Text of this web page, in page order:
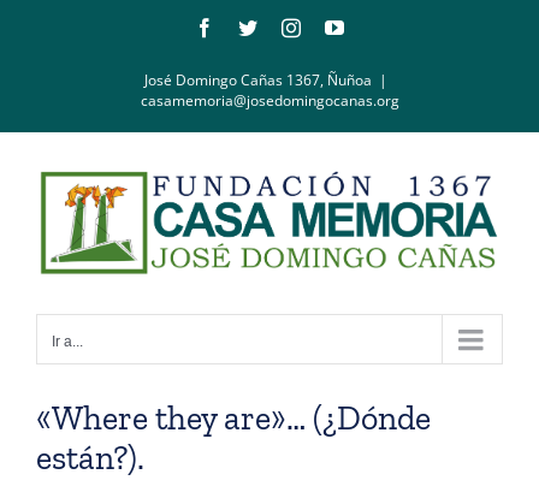
Facebook
TwitterInstagramYouTube
José Domingo Cañas 1367, Ñuñoa |
casamemoria@josedomingocanas.org
Ir a...
«Where they are»… (¿Dónde
están?).